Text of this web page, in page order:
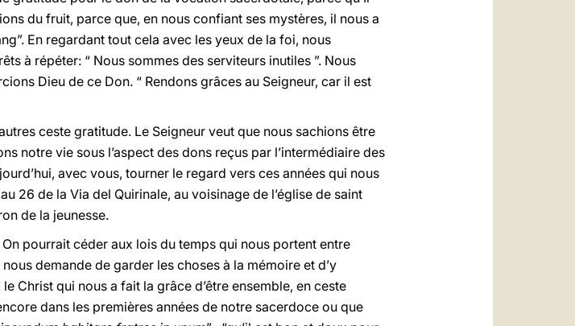
du fruit, parce que, en nous confiant ses mystères, il nous a
En regardant tout cela avec les yeux de la foi, nous
à répéter: “ Nous sommes des serviteurs inutiles ”. Nous
Dieu de ce Don. “ Rendons grâces au Seigneur, car il est
ceste gratitude. Le Seigneur veut que nous sachions être
notre vie sous l’aspect des dons reçus par l’intermédiaire des
avec vous, tourner le regard vers ces années qui nous
26 de la Via del Quirinale, au voisinage de l’église de saint
de la jeunesse.
pourrait céder aux lois du temps qui nous portent entre
demande de garder les choses à la mémoire et d’y
Christ qui nous a fait la grâce d’être ensemble, en ceste
dans les premières années de notre sacerdoce ou que